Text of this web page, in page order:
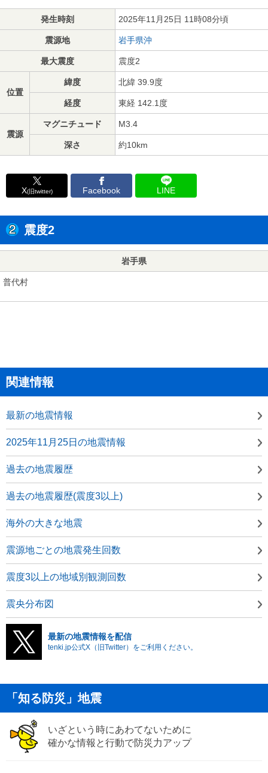
発生時刻 2025年11月25日 11時08分頃
震源地 岩手県沖
最大震度 震度2
位置
緯度 北緯 39.9度
経度 東経 142.1度
震源
マグニチュード M3.4
深さ 約10km
X(旧twitter) Facebook LINE
震度2
岩手県
普代村
関連情報
最新の地震情報
2025年11月25日の地震情報
過去の地震履歴
過去の地震履歴(震度3以上)
海外の大きな地震
震源地ごとの地震発生回数
震度3以上の地域別観測回数
震央分布図
最新の地震情報を配信
tenki.jp公式X（旧Twitter）をご利用ください。
「知る防災」地震
いざという時にあわてないために
確かな情報と行動で防災力アップ